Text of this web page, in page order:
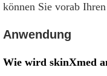
können Sie vorab
Anwendung
Wie wird skinXmed